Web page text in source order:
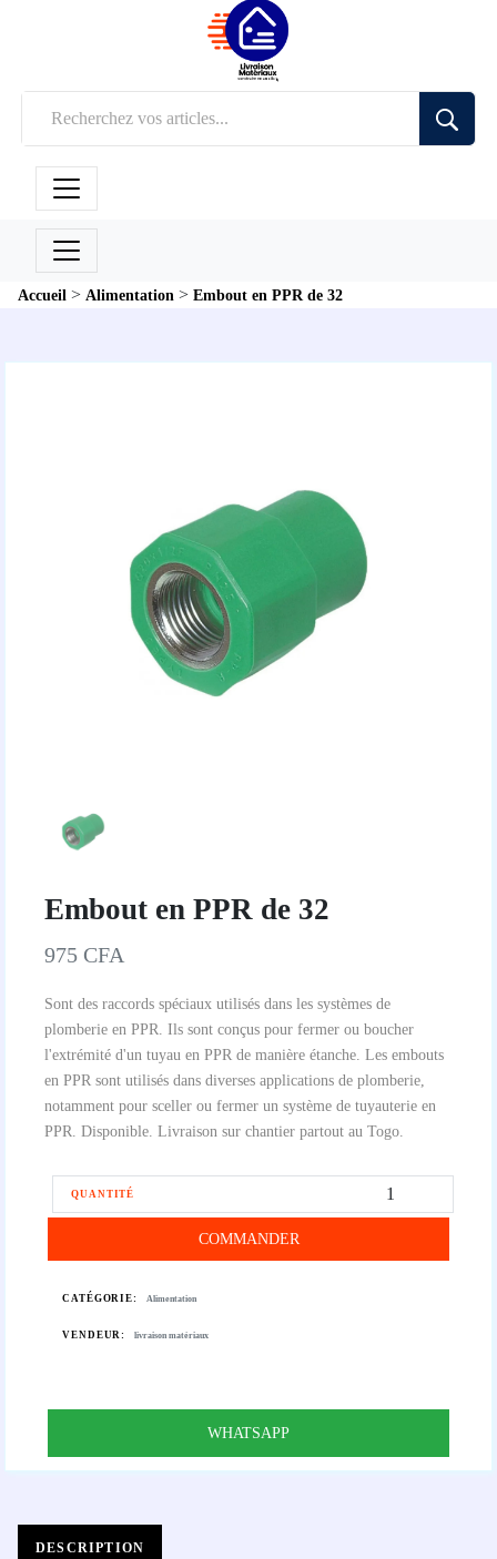
Accueil > Alimentation > Embout en PPR de 32
Embout en PPR de 32
975 CFA
Sont des raccords spéciaux utilisés dans les systèmes de
plomberie en PPR. Ils sont conçus pour fermer ou boucher
l'extrémité d'un tuyau en PPR de manière étanche. Les embouts
en PPR sont utilisés dans diverses applications de plomberie,
notamment pour sceller ou fermer un système de tuyauterie en
PPR. Disponible. Livraison sur chantier partout au Togo.
QUANTITÉ
COMMANDER
CATÉGORIE: Alimentation
VENDEUR: livraison matériaux
WHATSAPP
DESCRIPTION